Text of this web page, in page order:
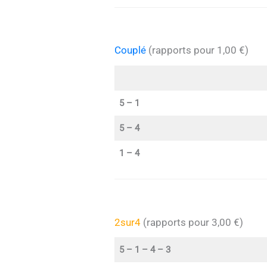
Couplé (rapports pour 1,00 €)
5 – 1
5 – 4
1 – 4
2sur4 (rapports pour 3,00 €)
5 – 1 – 4 – 3